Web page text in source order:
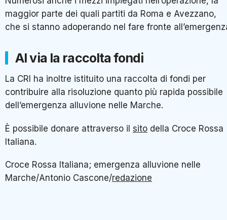
maggior parte dei quali partiti da Roma e Avezzano,
che si stanno adoperando nel fare fronte
Al via la raccolta fondi
La CRI ha inoltre istituito una raccolta di fondi per
contribuire alla risoluzione quanto più rapida possibile
dell’emergenza alluvione nelle Marche.
È possibile donare attraverso il sito della Croce Rossa
Italiana.
Croce Rossa Italiana; emergenza alluvione nelle
Marche/Antonio Cascone/redazione